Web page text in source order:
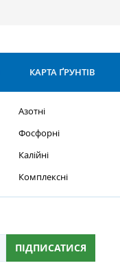
КАРТА ҐРУНТІВ
Азотні
Фосфорні
Калійні
Комплексні
ПІДПИСАТИСЯ